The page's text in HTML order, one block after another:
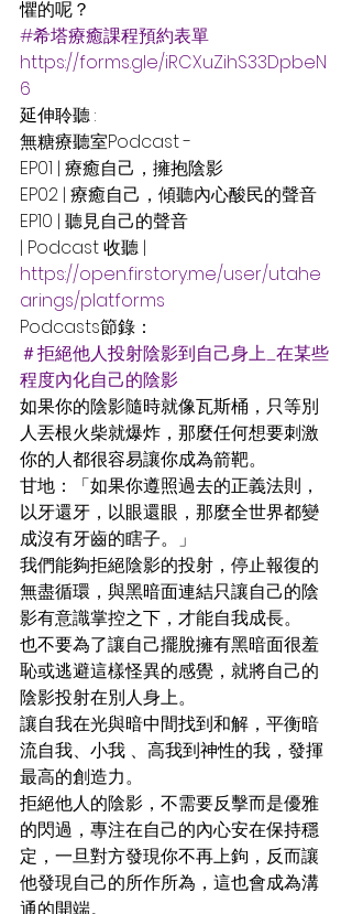
懼的呢？
#希塔療癒課程預約表單
https://forms.gle/iRCXuZihS33DpbeN
6
延伸聆聽 :
無糖療聽室Podcast -
EP01 | 療癒自己，擁抱陰影
EP02 | 療癒自己，傾聽內心酸民的聲音
EP10 | 聽見自己的聲音
| Podcast 收聽 |
https://open.firstory.me/user/utahe
arings/platforms
Podcasts節錄：
＃拒絕他人投射陰影到自己身上_在某些
程度內化自己的陰影
如果你的陰影隨時就像瓦斯桶，只等別
人丟根火柴就爆炸，那麼任何想要刺激
你的人都很容易讓你成為箭靶。
甘地：「如果你遵照過去的正義法則，
以牙還牙，以眼還眼，那麼全世界都變
成沒有牙齒的瞎子。」
我們能夠拒絕陰影的投射，停止報復的
無盡循環，與黑暗面連結只讓自己的陰
影有意識掌控之下，才能自我成長。
也不要為了讓自己擺脫擁有黑暗面很羞
恥或逃避這樣怪異的感覺，就將自己的
陰影投射在別人身上。
讓自我在光與暗中間找到和解，平衡暗
流自我、小我 、高我到神性的我，發揮
最高的創造力。
拒絕他人的陰影，不需要反擊而是優雅
的閃過，專注在自己的內心安在保持穩
定，一旦對方發現你不再上鉤，反而讓
他發現自己的所作所為，這也會成為溝